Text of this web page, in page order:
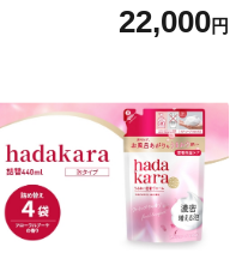
パー（ダブル）64ロール(8ロ
ール×8パック) 開成町 トイレ
蓄 防災 エコ 消耗品 生活雑貨
生活用品 無香料 トイレット
ペーパー ダブル といれっと
ぺーぱー トイレ クレシア ト
イレットペーパー [BDBH002
-1]
22,000円